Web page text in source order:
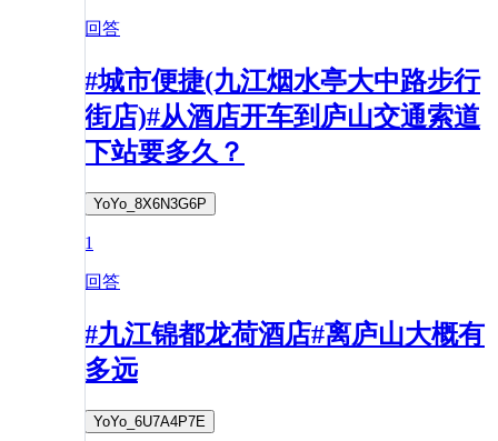
回答
#城市便捷(九江烟水亭大中路步行
街店)#从酒店开车到庐山交通索道
下站要多久？
YoYo_8X6N3G6P
1
回答
#九江锦都龙荷酒店#离庐山大概有
多远
YoYo_6U7A4P7E